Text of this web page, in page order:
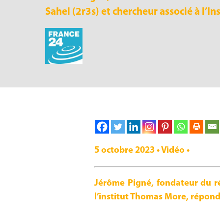
Sahel (2r3s) et chercheur associé à
5 octobre 2023 • Vidéo •
Jérôme Pigné, fondateur du
l’institut Thomas More,